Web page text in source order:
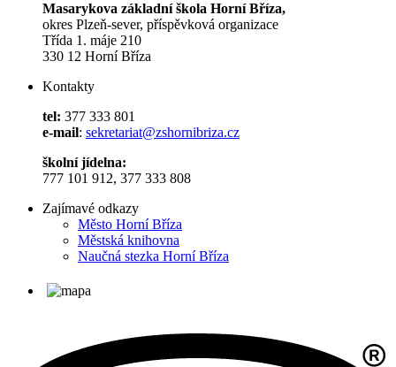
Masarykova základní škola Horní Bříza,
okres Plzeň-sever, příspěvková organizace
Třída 1. máje 210
330 12 Horní Bříza
Kontakty
tel: 377 333 801
e-mail: sekretariat@zshornibriza.cz
školní jídelna:
777 101 912, 377 333 808
Zajímavé odkazy
Město Horní Bříza
Městská knihovna
Naučná stezka Horní Bříza